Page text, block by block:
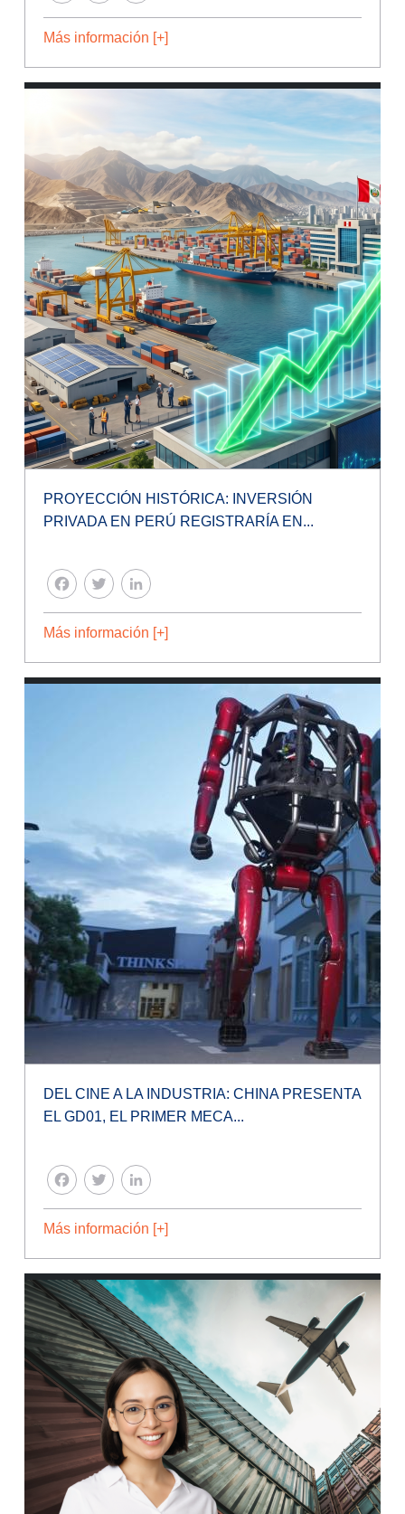
Más información [+]
PROYECCIÓN HISTÓRICA: INVERSIÓN
PRIVADA EN PERÚ REGISTRARÍA EN...
FACEBOOK
TWITTER
Más información [+]
DEL CINE A LA INDUSTRIA: CHINA PRESENTA
EL GD01, EL PRIMER MECA...
FACEBOOK
TWITTER
Más información [+]